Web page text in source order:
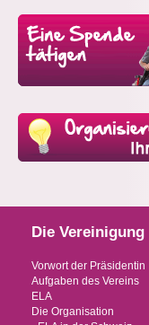
Die Vereinigung
Vorwort der Präsidentin
Aufgaben des Vereins
ELA
Die Organisation